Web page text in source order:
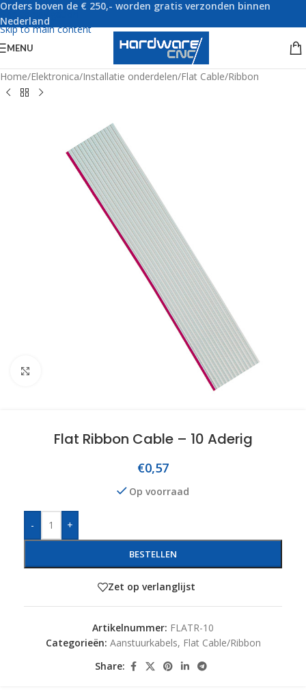
Skip to navigation
Skip to main content
Orders boven de € 250,- worden gratis verzonden binnen
Nederland
MENU
Home/Elektronica/Installatie onderdelen/Flat Cable/Ribbon
Flat Ribbon Cable – 10 Aderig
€0,57
Op voorraad
- +
BESTELLEN
Zet op verlanglijst
Artikelnummer: FLATR-10
Categorieën: Aanstuurkabels, Flat Cable/Ribbon
Share: